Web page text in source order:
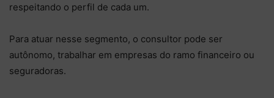
respeitando o perfil de cada um.
Para atuar nesse segmento, o consultor pode ser
autônomo, trabalhar em empresas do ramo financeiro ou
seguradoras.